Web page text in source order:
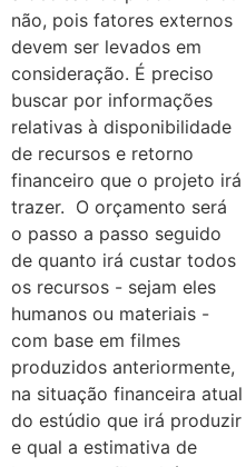
não, pois fatores externos
devem ser levados em
consideração. É preciso
buscar por informações
relativas à disponibilidade
de recursos e retorno
financeiro que o projeto irá
trazer. O orçamento será
o passo a passo seguido
de quanto irá custar todos
os recursos - sejam eles
humanos ou materiais -
com base em filmes
produzidos anteriormente,
na situação financeira atual
do estúdio que irá produzir
e qual a estimativa de